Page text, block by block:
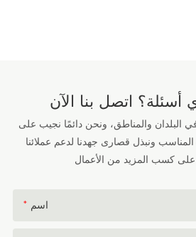
من 80 مبيعات في البلدان والمناطق، ونحن دائمًا نجيب على
ونبذل قصارى جهدنا لدعم عملائنا
اسم